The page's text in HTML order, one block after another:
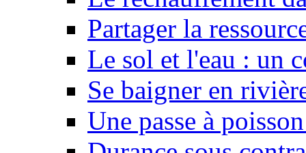
Partager la
Le sol et l'eau : un
Se baigner en
Une passe à